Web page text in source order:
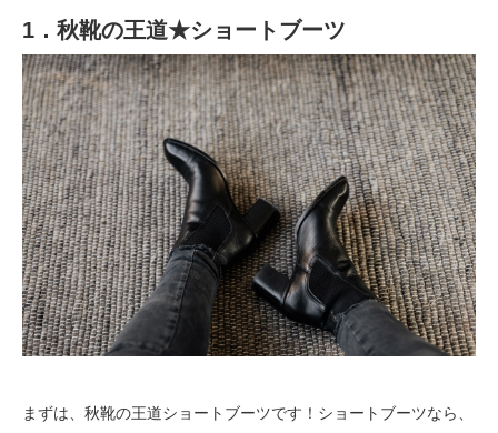
1．秋靴の王道★ショートブーツ
まずは、秋靴の王道ショートブーツです！ショートブーツなら、